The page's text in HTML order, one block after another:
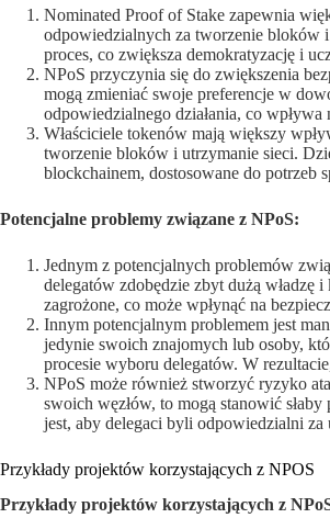
Nominated Proof of Stake zapewnia
odpowiedzialnych za tworzenie bloków
proces, co zwiększa demokratyzację i
NPoS przyczynia się do zwiększenia
mogą zmieniać swoje preferencje w
odpowiedzialnego działania, co wpływa
Właściciele tokenów mają większy
tworzenie bloków i utrzymanie sieci.
blockchainem, dostosowane do potrzeb
Potencjalne problemy związane z NPoS:
Jednym z potencjalnych problemów
delegatów zdobędzie zbyt dużą władzę
zagrożone, co może wpłynąć na
Innym potencjalnym problemem jest
jedynie swoich znajomych lub osoby,
procesie wyboru delegatów. W
NPoS może również stworzyć ryzyko
swoich węzłów, to mogą stanowić
jest, aby delegaci byli odpowiedzialni
Przykłady projektów korzystających z NPOS
Przykłady projektów korzystających z